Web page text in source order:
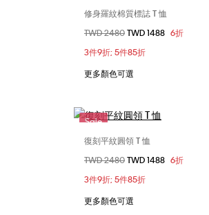
選擇您的尺碼
XXS
XS
XL
XXL
修身羅紋棉質標誌 T 恤
價格扣減從
TWD 2480至
TWD 1488 6折
3件9折; 5件85折
更多顏色可選
Sale
XXS
XS
L
復刻平紋圓領 T 恤
價格扣減從
TWD 2480至
TWD 1488 6折
3件9折; 5件85折
更多顏色可選